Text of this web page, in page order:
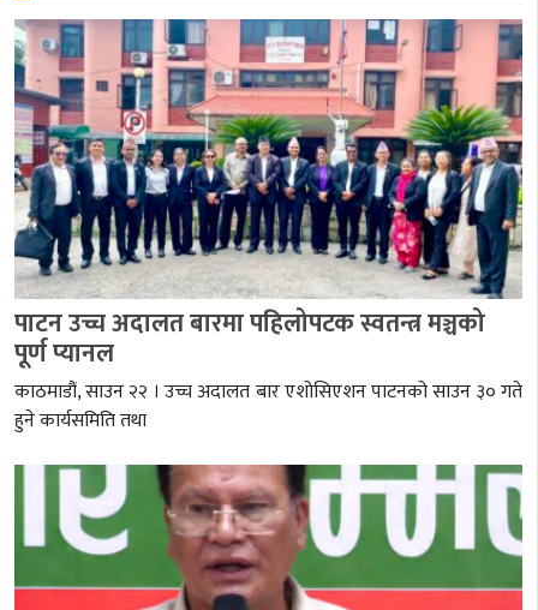
पाटन उच्च अदालत बारमा पहिलोपटक स्वतन्त्र मञ्चको
पूर्ण प्यानल
काठमाडौं, साउन २२ । उच्च अदालत बार एशोसिएशन पाटनको साउन ३० गते
हुने कार्यसमिति तथा